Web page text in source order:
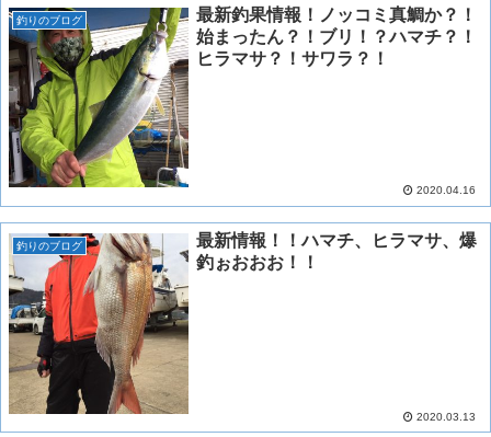
釣りのブログ
最新釣果情報！ノッコミ真鯛か？！
始まったん？！ブリ！？ハマチ？！
ヒラマサ？！サワラ？！
2020.04.16
釣りのブログ
最新情報！！ハマチ、ヒラマサ、爆
釣ぉおおお！！
2020.03.13